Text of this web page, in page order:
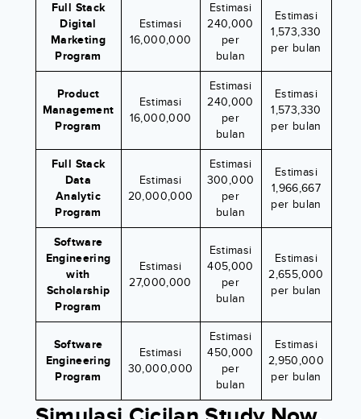
Full Stack
Digital
Marketing
Program
Estimasi
16,000,000
Estimasi
240,000
per
bulan
Estimasi
1,573,330
per bulan
Product
Management
Program
Estimasi
16,000,000
Estimasi
240,000
per
bulan
Estimasi
1,573,330
per bulan
Full Stack
Data
Analytic
Program
Estimasi
20,000,000
Estimasi
300,000
per
bulan
Estimasi
1,966,667
per bulan
Software
Engineering
with
Scholarship
Program
Estimasi
27,000,000
Estimasi
405,000
per
bulan
Estimasi
2,655,000
per bulan
Software
Engineering
Program
Estimasi
30,000,000
Estimasi
450,000
per
bulan
Estimasi
2,950,000
per bulan